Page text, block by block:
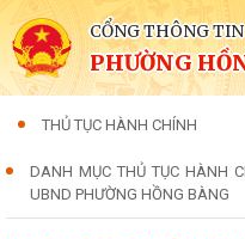
CỔNG THÔNG
PHƯỜNG
THỦ TỤC HÀNH CHÍNH
DANH MỤC THỦ TỤC HÀNH
UBND PHƯỜNG HỒNG BÀNG